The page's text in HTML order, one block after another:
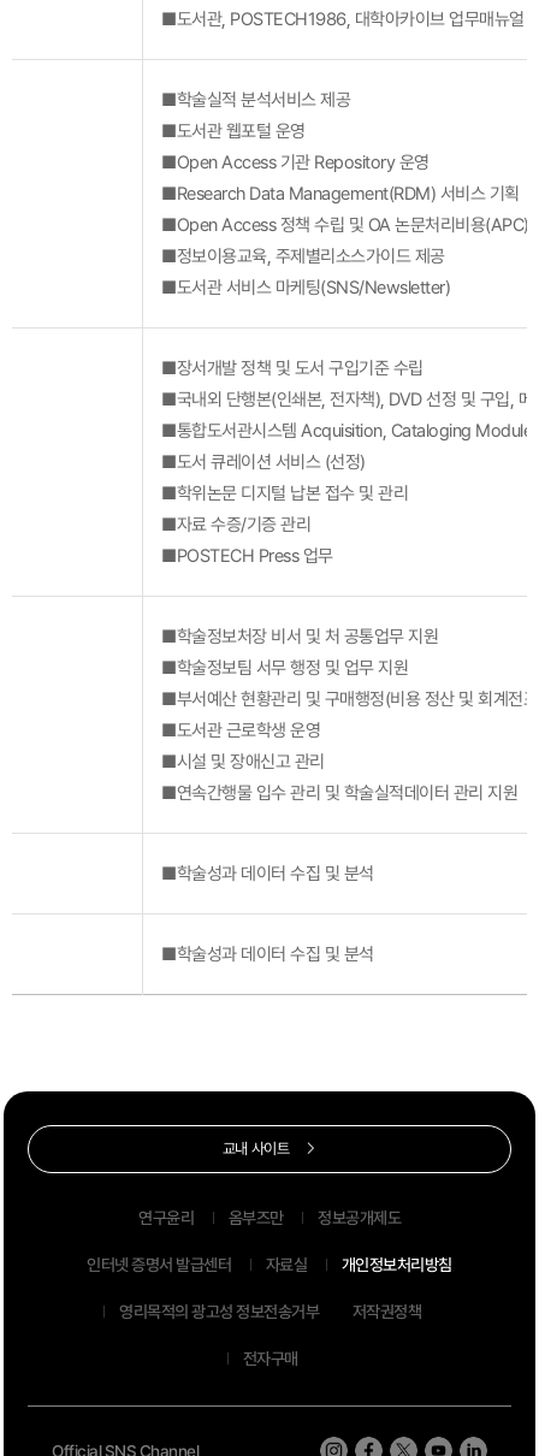
■도서관, POSTECH1986, 대학아카이브 업무매뉴얼
■학술실적 분석서비스 제공
■도서관 웹포털 운영
■Open Access 기관 Repository 운영
■Research Data Management(RDM) 서비스 기획
■Open Access 정책 수립 및 OA 논문처리비용(APC)
■정보이용교육, 주제별리소스가이드 제공
■도서관 서비스 마케팅(SNS/Newsletter)
■장서개발 정책 및 도서 구입기준 수립
■국내외 단행본(인쇄본, 전자책), DVD 선정 및 구입, 메
■통합도서관시스템 Acquisition, Cataloging Module
■도서 큐레이션 서비스 (선정)
■학위논문 디지털 납본 접수 및 관리
■자료 수증/기증 관리
■POSTECH Press 업무
■학술정보처장 비서 및 처 공통업무 지원
■학술정보팀 서무 행정 및 업무 지원
■부서예산 현황관리 및 구매행정(비용 정산 및 회계전
■도서관 근로학생 운영
■시설 및 장애신고 관리
■연속간행물 입수 관리 및 학술실적데이터 관리 지원
■학술성과 데이터 수집 및 분석
■학술성과 데이터 수집 및 분석
Official SNS Channel
연구윤리 옴부즈만 정보공개제도
인터넷 증명서 발급센터 자료실 개인정보처리방침
영리목적의 광고성 정보전송거부 저작권정책
전자구매
교내 사이트